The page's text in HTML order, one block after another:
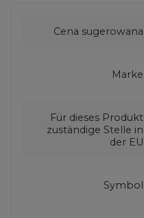
Cena sugerowana
Marke
Für dieses Produkt
zuständige Stelle in
der EU
Symbol